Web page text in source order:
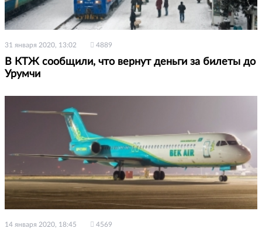
31 января 2020, 13:02 4889
В КТЖ сообщили, что вернут деньги за билеты до
Урумчи
14 января 2020, 18:45 4569